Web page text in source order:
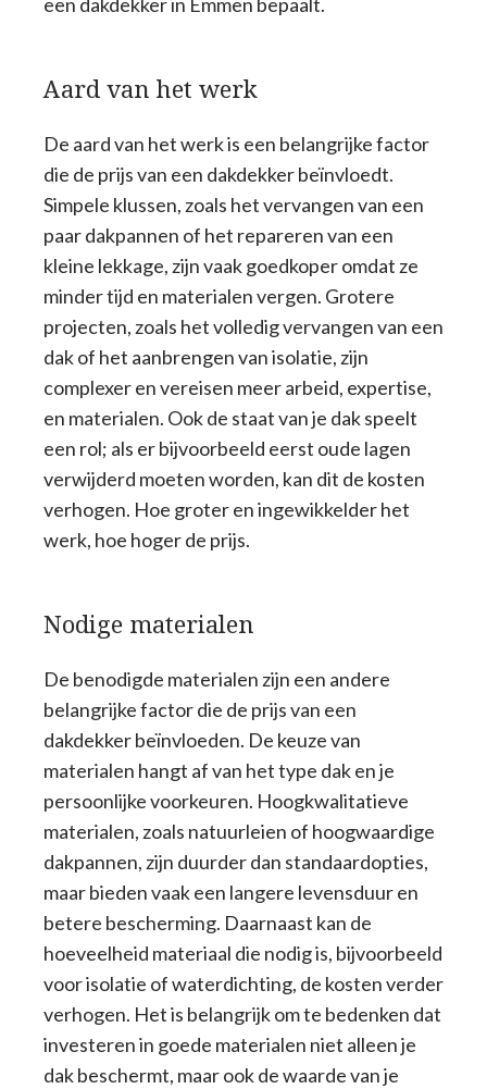
Aard van het werk
De aard van het werk is een belangrijke factor
die de prijs van een dakdekker beïnvloedt.
Simpele klussen, zoals het vervangen van een
paar dakpannen of het repareren van een
kleine lekkage, zijn vaak goedkoper omdat ze
minder tijd en materialen vergen. Grotere
projecten, zoals het volledig vervangen van een
dak of het aanbrengen van isolatie, zijn
complexer en vereisen meer arbeid, expertise,
en materialen. Ook de staat van je dak speelt
een rol; als er bijvoorbeeld eerst oude lagen
verwijderd moeten worden, kan dit de kosten
verhogen. Hoe groter en ingewikkelder het
werk, hoe hoger de prijs.
Nodige materialen
De benodigde materialen zijn een andere
belangrijke factor die de prijs van een
dakdekker beïnvloeden. De keuze van
materialen hangt af van het type dak en je
persoonlijke voorkeuren. Hoogkwalitatieve
materialen, zoals natuurleien of hoogwaardige
dakpannen, zijn duurder dan standaardopties,
maar bieden vaak een langere levensduur en
betere bescherming. Daarnaast kan de
hoeveelheid materiaal die nodig is, bijvoorbeeld
voor isolatie of waterdichting, de kosten verder
verhogen. Het is belangrijk om te bedenken dat
investeren in goede materialen niet alleen je
dak beschermt, maar ook de waarde van je